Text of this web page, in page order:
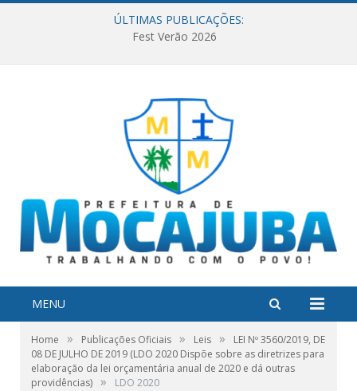
ÚLTIMAS PUBLICAÇÕES:
Fest Verão 2026
MENU
Home » Publicações Oficiais » Leis »
LEI Nº 3560/2019, DE
08 DE JULHO DE 2019 (LDO 2020 Dispõe sobre as diretrizes para
elaboração da lei orçamentária anual de 2020 e dá outras
providências) » LDO 2020